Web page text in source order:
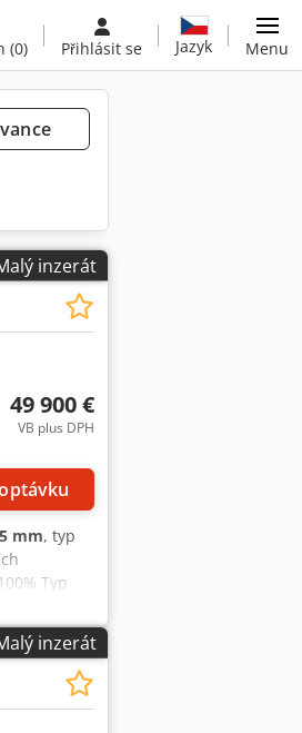
(0) Přihlásit se Jazyk Menu
inzerát
49 900 €
VB plus DPH
mm, typ
Typ
na
inzerát